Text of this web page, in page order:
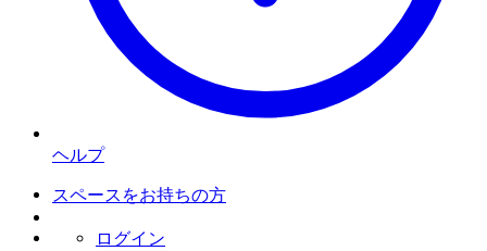
ヘルプ
スペースをお持ちの方
ログイン